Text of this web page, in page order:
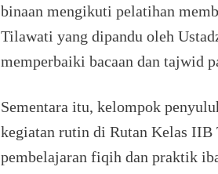
binaan mengikuti pelatihan
Tilawati yang dipandu oleh
memperbaiki bacaan dan tajwid
Sementara itu, kelompok
kegiatan rutin di Rutan Kelas IIB
pembelajaran fiqih dan praktik